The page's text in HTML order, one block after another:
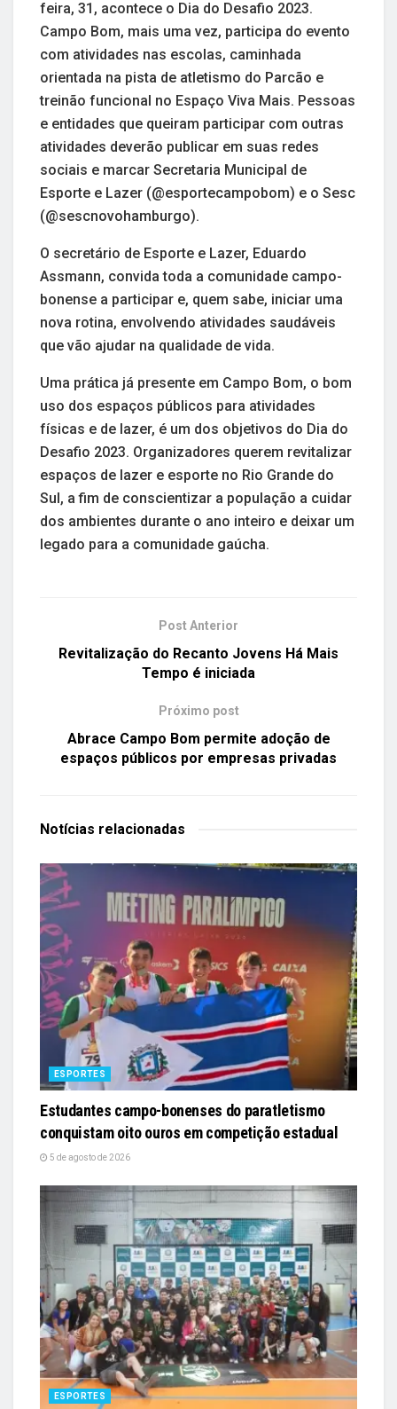
feira, 31, acontece o Dia do Desafio 2023.
Campo Bom, mais uma vez, participa do evento
com atividades nas escolas, caminhada
orientada na pista de atletismo do Parcão e
treinão funcional no Espaço Viva Mais. Pessoas
e entidades que queiram participar com outras
atividades deverão publicar em suas redes
sociais e marcar Secretaria Municipal de
Esporte e Lazer (@esportecampobom) e o Sesc
(@sescnovohamburgo).
O secretário de Esporte e Lazer, Eduardo
Assmann, convida toda a comunidade campo-
bonense a participar e, quem sabe, iniciar uma
nova rotina, envolvendo atividades saudáveis
que vão ajudar na qualidade de vida.
Uma prática já presente em Campo Bom, o bom
uso dos espaços públicos para atividades
físicas e de lazer, é um dos objetivos do Dia do
Desafio 2023. Organizadores querem revitalizar
espaços de lazer e esporte no Rio Grande do
Sul, a fim de conscientizar a população a cuidar
dos ambientes durante o ano inteiro e deixar um
legado para a comunidade gaúcha.
Post Anterior
Revitalização do Recanto Jovens Há Mais
Tempo é iniciada
Próximo post
Abrace Campo Bom permite adoção de
espaços públicos por empresas privadas
Notícias relacionadas
ESPORTES
Estudantes campo-bonenses do paratletismo
conquistam oito ouros em competição estadual
5 de agosto de 2026
ESPORTES